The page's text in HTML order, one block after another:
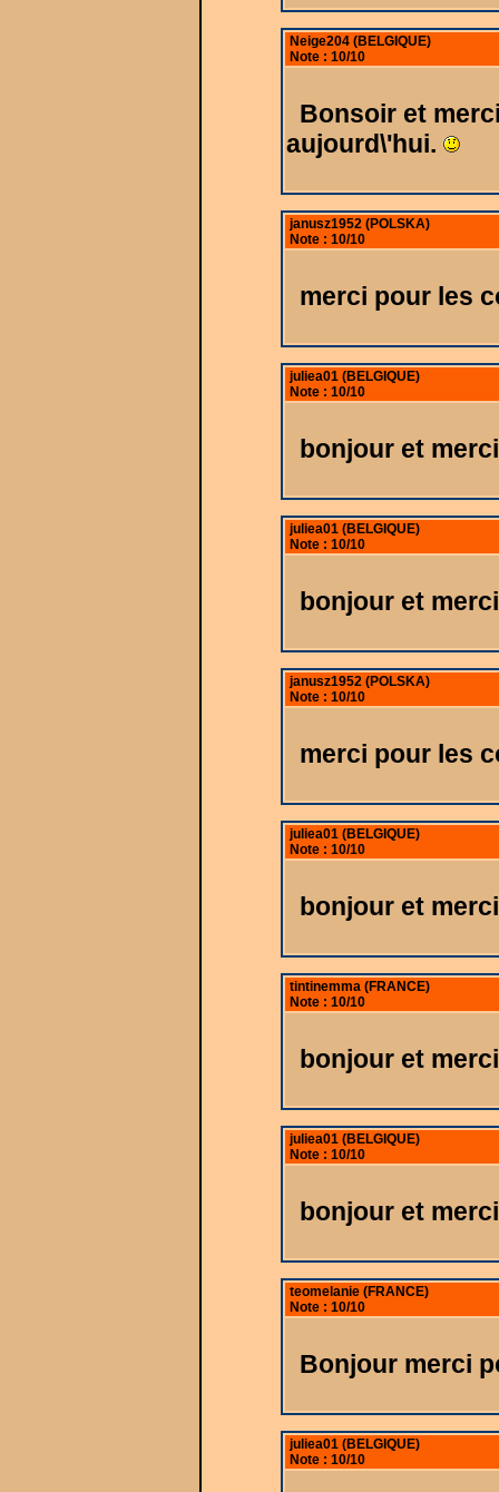
Neige204 (BELGIQUE)
Note : 10/10
Bonsoir et
aujourd\'hui.
janusz1952 (POLSKA)
Note : 10/10
merci pour les
juliea01 (BELGIQUE)
Note : 10/10
bonjour et
juliea01 (BELGIQUE)
Note : 10/10
bonjour et
janusz1952 (POLSKA)
Note : 10/10
merci pour les
juliea01 (BELGIQUE)
Note : 10/10
bonjour et
tintinemma (FRANCE)
Note : 10/10
bonjour et
juliea01 (BELGIQUE)
Note : 10/10
bonjour et
teomelanie (FRANCE)
Note : 10/10
Bonjour merci
juliea01 (BELGIQUE)
Note : 10/10